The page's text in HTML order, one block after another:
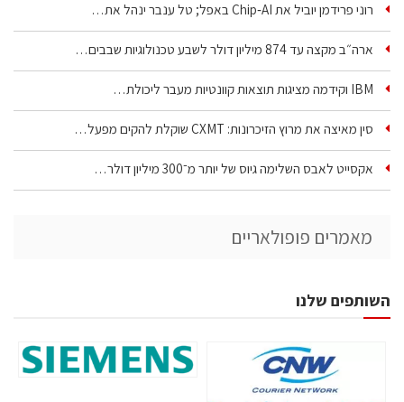
רוני פרידמן יוביל את Chip‑AI באפל; טל ענבר ינהל את…
ארה״ב מקצה עד 874 מיליון דולר לשבע טכנולוגיות שבבים…
IBM וקידמה מציגות תוצאות קוונטיות מעבר ליכולת…
סין מאיצה את מרוץ הזיכרונות: CXMT שוקלת להקים מפעל…
אקסייט לאבס השלימה גיוס של יותר מ־300 מיליון דולר…
מאמרים פופולאריים
השותפים שלנו